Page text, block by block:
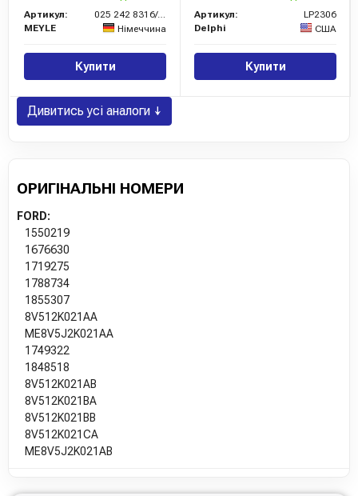
Артикул:
025 242 8316/PD
MEYLE
Німеччина
Купити
Артикул:
LP2306
Delphi
США
Купити
Дивитись усі аналоги ↓
ОРИГІНАЛЬНІ НОМЕРИ
FORD:
1550219
1676630
1719275
1788734
1855307
8V512K021AA
ME8V5J2K021AA
1749322
1848518
8V512K021AB
8V512K021BA
8V512K021BB
8V512K021CA
ME8V5J2K021AB